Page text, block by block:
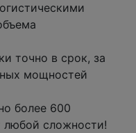
точно в срок, за
мощностей
более 600
любой сложности!